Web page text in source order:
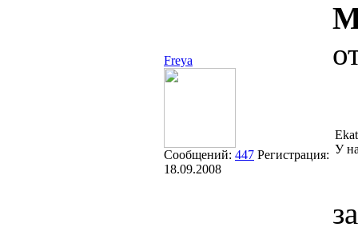
Freya
Сообщений: 447 Регистрация:
18.09.2008
У